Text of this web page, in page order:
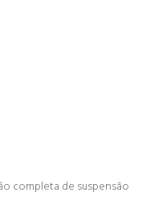
completa de suspensão